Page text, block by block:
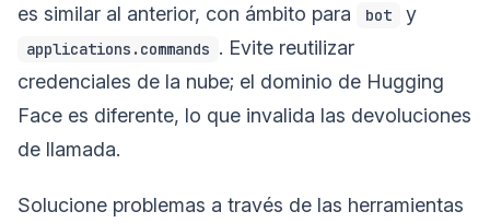
es similar al anterior, con ámbito para
bot y
applications.commands . Evite reutilizar
credenciales de la nube; el dominio de Hugging
Face es diferente, lo que invalida las devoluciones
de llamada.
Solucione problemas a través de las herramientas